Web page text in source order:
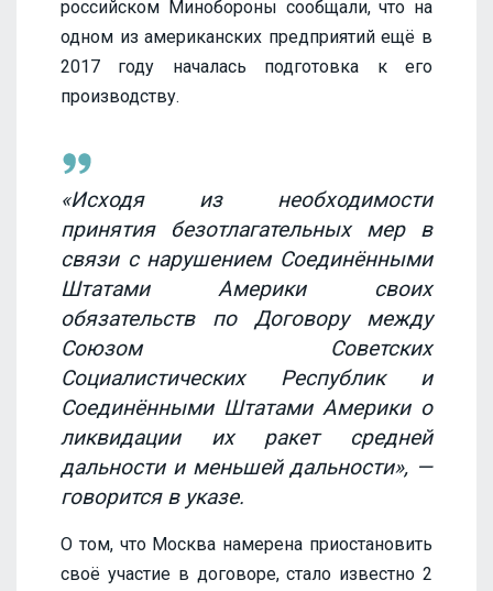
российском Минобороны сообщали, что на
одном из американских предприятий ещё в
2017 году началась подготовка к его
производству.
«Исходя из необходимости
принятия безотлагательных мер в
связи с нарушением Соединёнными
Штатами Америки своих
обязательств по Договору между
Союзом Советских
Социалистических Республик и
Соединёнными Штатами Америки о
ликвидации их ракет средней
дальности и меньшей дальности», —
говорится в указе.
О том, что Москва намерена приостановить
своё участие в договоре, стало известно 2